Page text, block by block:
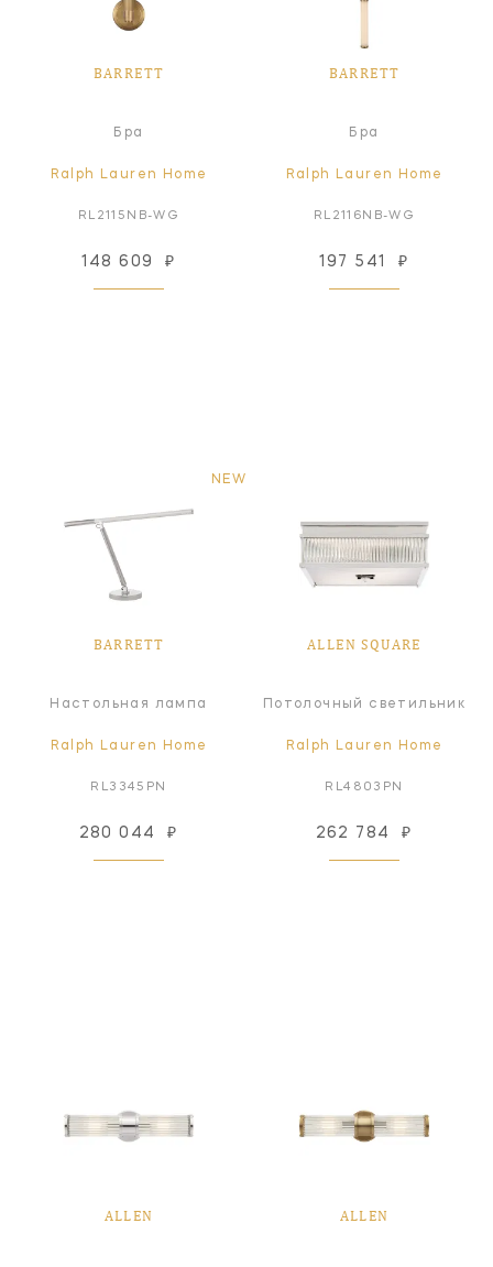
BARRETT
Бра
Ralph Lauren Home
RL2115NB-WG
148 609 ₽
BARRETT
Бра
Ralph Lauren Home
RL2116NB-WG
197 541 ₽
NEW
BARRETT
Настольная лампа
Ralph Lauren Home
RL3345PN
280 044 ₽
ALLEN SQUARE
Потолочный светильник
Ralph Lauren Home
RL4803PN
262 784 ₽
ALLEN ALLEN